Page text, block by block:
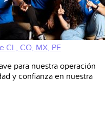
CL, CO, MX, PE
para nuestra operación
y confianza en nuestra